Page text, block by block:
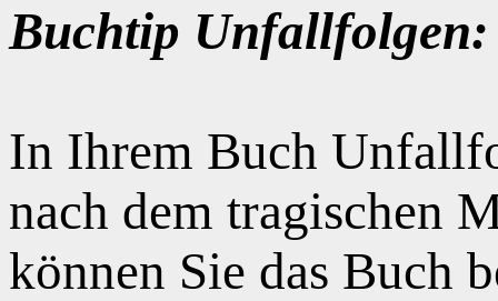
Buchtip Unfallfolgen:
In Ihrem Buch
nach dem tragischen
können Sie das Buch